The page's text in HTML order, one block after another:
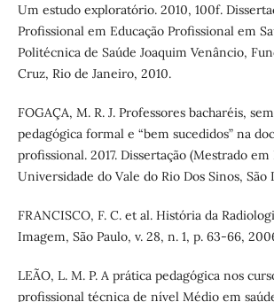
Um estudo exploratório. 2010, 100f.
Profissional em Educação Profissional em
Politécnica de Saúde Joaquim Venâncio,
Cruz, Rio de Janeiro, 2010.
FOGAÇA, M. R. J. Professores bacharéis,
pedagógica formal e “bem sucedidos” na
profissional. 2017. Dissertação (Mestrado em
Universidade do Vale do Rio Dos Sinos, São
FRANCISCO, F. C. et al. História da
Imagem, São Paulo, v. 28, n. 1, p. 63-66,
LEÃO, L. M. P. A prática pedagógica nos
profissional técnica de nível Médio em